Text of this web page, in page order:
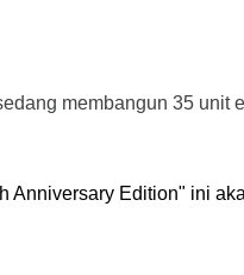
membangun 35 unit
Anniversary Edition" ini